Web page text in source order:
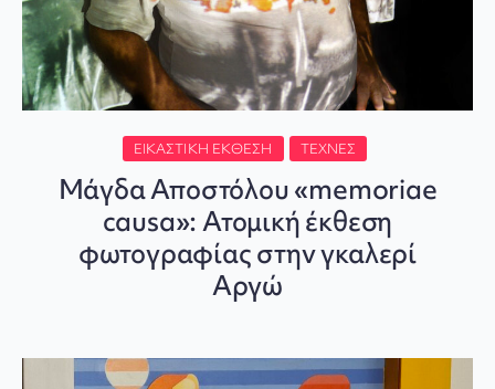
ΕΙΚΑΣΤΙΚΉ ΈΚΘΕΣΗ ΤΈΧΝΕΣ
Μάγδα Αποστόλου «memoriae
causa»: Ατομική έκθεση
φωτογραφίας στην γκαλερί
Αργώ